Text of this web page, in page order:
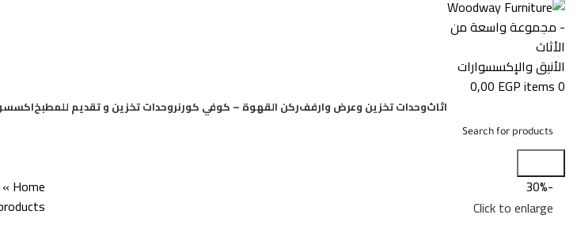
0
items
0,00 EGP
اثاثوحدات تخزين وعرض وارففركن القهوة – كوفي كورنروحدات تخزين و تقديم للمطبخ
-30%
Click to enlarge
Home
»